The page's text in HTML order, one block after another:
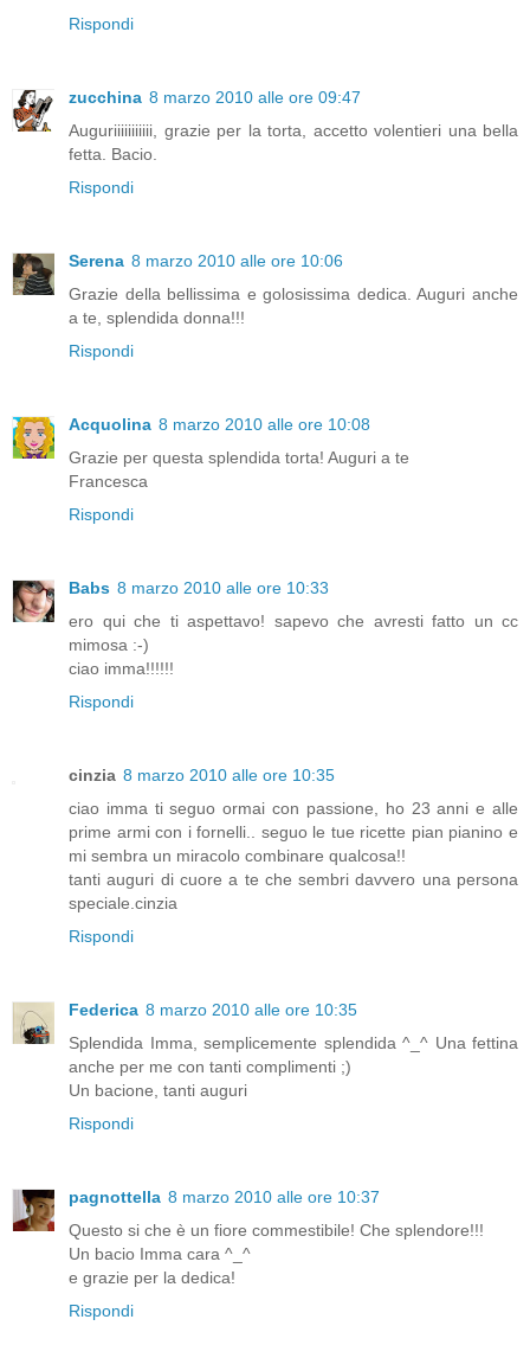
Rispondi
zucchina 8 marzo 2010 alle ore 09:47
Auguriiiiiiiiiii, grazie per la torta, accetto volentieri una bella
fetta. Bacio.
Rispondi
Serena 8 marzo 2010 alle ore 10:06
Grazie della bellissima e golosissima dedica. Auguri anche
a te, splendida donna!!!
Rispondi
Acquolina 8 marzo 2010 alle ore 10:08
Grazie per questa splendida torta! Auguri a te
Francesca
Rispondi
Babs 8 marzo 2010 alle ore 10:33
ero qui che ti aspettavo! sapevo che avresti fatto un cc
mimosa :-)
ciao imma!!!!!!
Rispondi
cinzia 8 marzo 2010 alle ore 10:35
ciao imma ti seguo ormai con passione, ho 23 anni e alle
prime armi con i fornelli.. seguo le tue ricette pian pianino e
mi sembra un miracolo combinare qualcosa!!
tanti auguri di cuore a te che sembri davvero una persona
speciale.cinzia
Rispondi
Federica 8 marzo 2010 alle ore 10:35
Splendida Imma, semplicemente splendida ^_^ Una fettina
anche per me con tanti complimenti ;)
Un bacione, tanti auguri
Rispondi
pagnottella 8 marzo 2010 alle ore 10:37
Questo si che è un fiore commestibile! Che splendore!!!
Un bacio Imma cara ^_^
e grazie per la dedica!
Rispondi